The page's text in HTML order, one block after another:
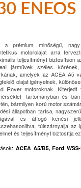
a prémium minőségű, nagy
motorolajat arra
teljesítményt biztosítson
járművek széles
amelyek az ACEA A5
olajat igényelnek,
Rover motoroknak. Kiterjedt
tartományban és
bármilyen korú motor
állapotban tartsa,
és átfogó kenési
túlszárnyalja az
és teljesítményt biztosítja
: ACEA A5/B5, Ford